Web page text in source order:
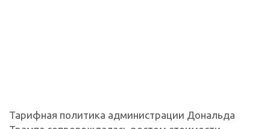
Тарифная политика администрации Дональда